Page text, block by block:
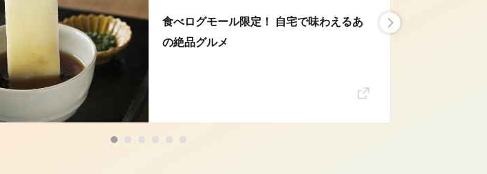
食べログモール限定！ 自宅で味わえるあ
の絶品グルメ